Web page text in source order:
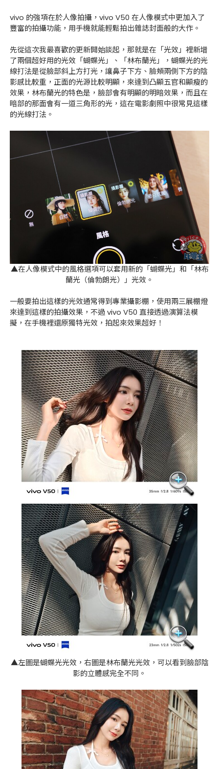
vivo 的強項在於人像拍攝，vivo V50 在人像模式中更加入了
豐富的拍攝功能，用手機就能輕鬆拍出雜誌封面般的大作。
先從這次我最喜歡的更新開始談起，那就是在「光效」裡新增
了兩個超好用的光效「蝴蝶光」、「林布蘭光」，蝴蝶光的光
線打法是從臉部斜上方打光，讓鼻子下方、臉頰兩側下方的陰
影感比較重，正面的光源比較明顯，來達到凸顯五官和顯瘦的
效果，林布蘭光的特色是，臉部會有明顯的明暗效果，而且在
暗部的那面會有一道三角形的光，這在電影劇照中很常見這樣
的光線打法。
▲在人像模式中的風格選項可以套用新的「蝴蝶光」和「林布
蘭光（倫勃朗光）」光效。
一般要拍出這樣的光效通常得到專業攝影棚，使用兩三展棚燈
來達到這樣的拍攝效果，不過 vivo V50 直接透過演算法模
擬，在手機裡還原獨特光效，拍起來效果超好！
▲左圖是蝴蝶光光效，右圖是林布蘭光光效，可以看到臉部陰
影的立體感完全不同。